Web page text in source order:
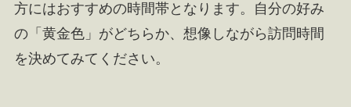
方にはおすすめの時間帯となります。自分の好み
の「黄金色」がどちらか、想像しながら訪問時間
を決めてみてください。